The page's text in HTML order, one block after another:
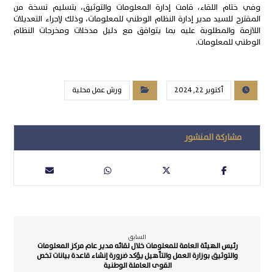
وفي ختام اللقاء، قامت إدارة المعلومات والتوثيق، بتسليم نسخة من
المقترح للسيد مدير إدارة النظام الوطني للمعلومات، وذلك لإجراء التعديلات
اللازمة والمطلوبة عليه بما يتوافق مع دليل مدخلات ومخرجات النظام
الوطني للمعلومات.
أكتوبر 22, 2024 ورش عمل محلية
السابق
رئيس الهيئة العامة للمعلومات خلال لقائه مدير عام مركز المعلومات
والتوثيق بوزارة العمل والتأهيل يؤكد ضرورة إنشاء قاعدة بيانات تخص
القوى العاملة الوطنية